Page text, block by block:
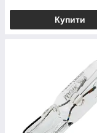
Купити